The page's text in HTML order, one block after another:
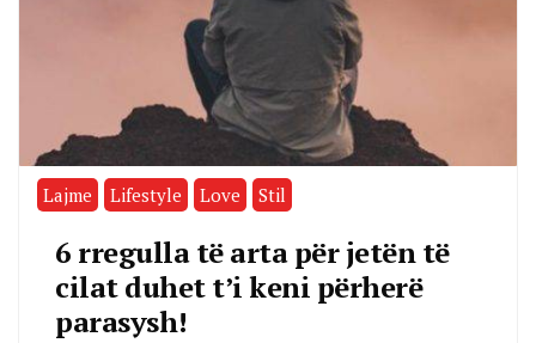
Lajme Lifestyle Love Stil
6 rregulla të arta për jetën të
cilat duhet t’i keni përherë
parasysh!